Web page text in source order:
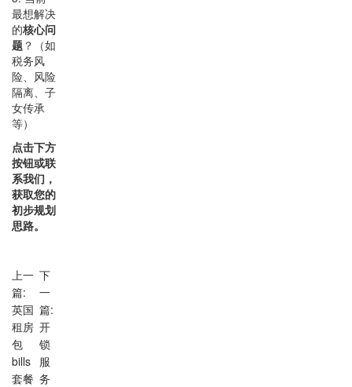
最想解决
的核心问
题 ？（如
税务风
险、风险
隔离、子
女传承
等）
点击下方
按钮或联
系我们，
获取您的
初步规划
思路。
上一
篇:
英国
租房
包
bills
套餐
下
一
篇:
开
锁
服
务